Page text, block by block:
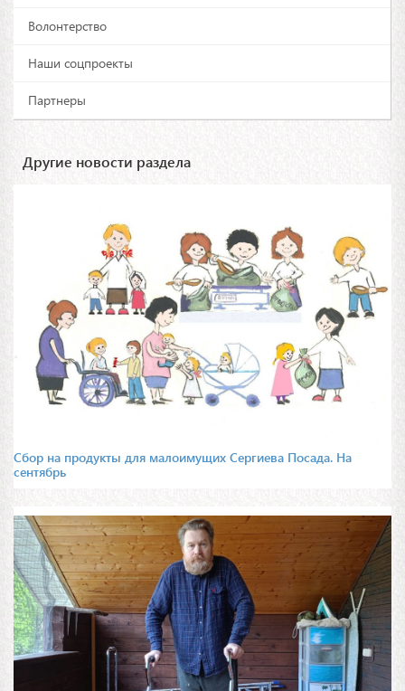
Волонтерство
Наши соцпроекты
Партнеры
Другие новости раздела
Сбор на продукты для малоимущих Сергиева Посада. На
сентябрь